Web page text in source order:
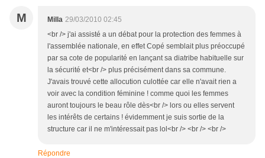
M Milla 29/03/2010 02:45
<br /> j'ai assisté a un débat pour la protection des femmes à
l'assemblée nationale, en effet Copé semblait plus préoccupé
par sa cote de popularité en lançant sa diatribe habituelle sur
la sécurité et<br /> plus précisément dans sa commune.
J'avais trouvé cette allocution culottée car elle n'avait rien a
voir avec la condition féminine ! comme quoi les femmes
auront toujours le beau rôle dès<br /> lors ou elles servent
les intérêts de certains ! évidemment je suis sortie de la
structure car il ne m'intéressait pas lol<br /> <br /> <br />
Répondre